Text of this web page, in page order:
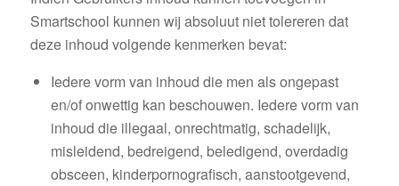
Smartschool kunnen wij absoluut niet tolereren dat
deze inhoud volgende kenmerken bevat:
Iedere vorm van inhoud die men als ongepast
en/of onwettig kan beschouwen. Iedere vorm van
inhoud die illegaal, onrechtmatig, schadelijk,
misleidend, bedreigend, beledigend, overdadig
obsceen, kinderpornografisch, aanstootgevend,